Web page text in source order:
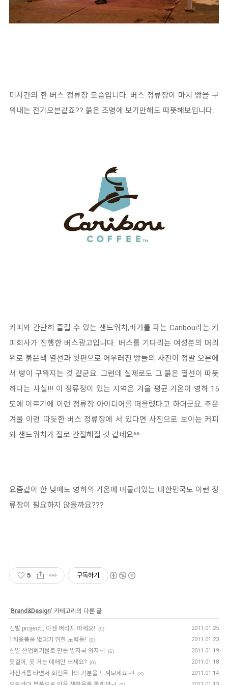
미시간의 한 버스 정류장 모습입니다. 버스 정류장이 마치 빵을 구
워내는 전기오븐같죠?? 붉은 조명에 보기만해도 따뜻해보입니다.
커피와 간단히 즐길 수 있는 샌드위치,버거를 파는 Caribou라는 커
피회사가 진행한 버스광고입니다. 버스를 기다리는 여성분의 머리
위로 붉은색 열선과 뒷편으로 어우러진 빵들의 사진이 정말 오븐에
서 빵이 구워지는 것 같군요. 그런데 실제로도 그 붉은 열선이 따듯
하다는 사실!!! 이 정류장이 있는 지역은 겨울 평균 기온이 영하 15
도에 이르기에 이런 정류장 아이디어를 떠올렸다고 하더군요. 추운
겨울 이런 따듯한 버스 정류장에 서 있다면 사진으로 보이는 커피
와 샌드위치가 절로 간절해질 것 같네요^^
요즘같이 한 낮에도 영하의 기온에 머물러있는 대한민국도 이런 정
류장이 필요하지 않을까요???
5 구독하기
' Brand&Design' 카테고리의 다른 글
신발 project!, 이젠 버리지 마세요! (0) 2011.01.25
1회용품을 없애기 위한 노력들! (0) 2011.01.23
신발 산업폐기물로 만든 발자국 의자~! (1) 2011.01.19
옷걸이, 옷 거는 데에만 쓰세요? (0) 2011.01.18
자전거를 타면서 회전목마의 기분을 느껴보세요~!! (3) 2011.01.14